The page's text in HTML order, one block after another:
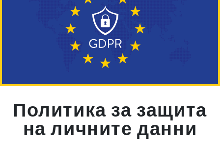
Политика за защита
на личните данни